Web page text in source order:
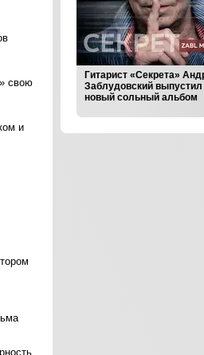
Ровно
Гитарист «Секрета»
Заблудовский выпустил
новый сольный альбом
свою
и